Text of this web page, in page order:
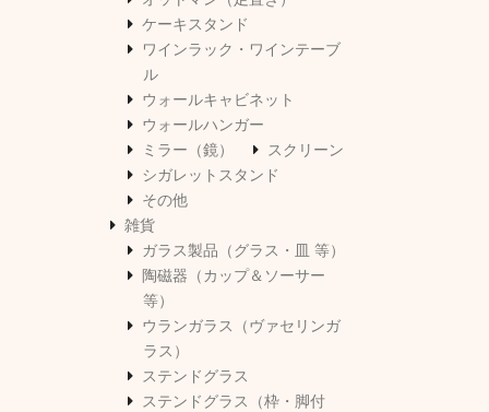
ケーキスタンド
ワインラック・ワインテーブ
ル
ウォールキャビネット
ウォールハンガー
ミラー（鏡）
スクリーン
シガレットスタンド
その他
雑貨
ガラス製品（グラス・皿 等）
陶磁器（カップ＆ソーサー
等）
ウランガラス（ヴァセリンガ
ラス）
ステンドグラス
ステンドグラス（枠・脚付